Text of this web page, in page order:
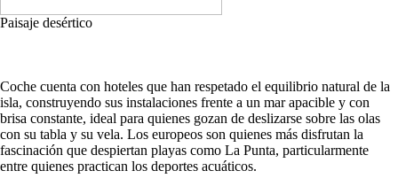
Paisaje desértico
Coche cuenta con hoteles que han respetado el equilibrio natural de la
isla, construyendo sus instalaciones frente a un mar apacible y con
brisa constante, ideal para quienes gozan de deslizarse sobre las olas
con su tabla y su vela. Los europeos son quienes más disfrutan la
fascinación que despiertan playas como La Punta, particularmente
entre quienes practican los deportes acuáticos.